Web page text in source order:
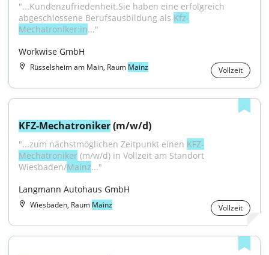
"...Kundenzufriedenheit.Sie haben eine erfolgreich
abgeschlossene Berufsausbildung als Kfz-
Mechatroniker:in..."
Workwise GmbH
Rüsselsheim am Main, Raum Mainz Vollzeit
KFZ-Mechatroniker (m/w/d)
"...zum nächstmöglichen Zeitpunkt einen KFZ-
Mechatroniker (m/w/d) in Vollzeit am Standort
Wiesbaden/Mainz..."
Langmann Autohaus GmbH
Wiesbaden, Raum Mainz Vollzeit